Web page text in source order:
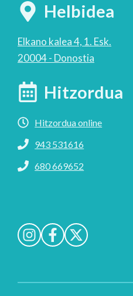
Helbidea
Elkano kalea 4, 1. Esk.
20004 - Donostia
Hitzordua
Hitzordua online
943 531616
680 669652